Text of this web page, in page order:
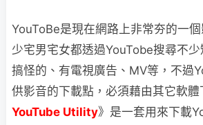
YouToBe是現在網路上非常夯的一
少宅男宅女都透過YouTobe搜尋不
搞怪的、有電視廣告、MV等，不過
供影音的下載點，必須藉由其它軟體
YouTube Utility》是一套用來下載